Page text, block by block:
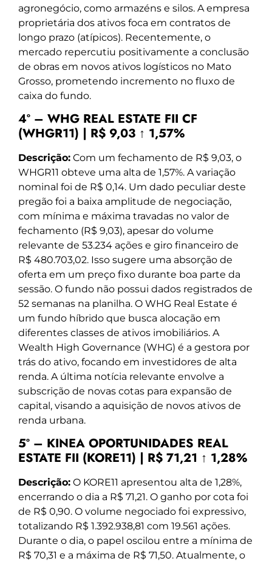
agronegócio, como armazéns e silos. A empresa
proprietária dos ativos foca em contratos de
longo prazo (atípicos). Recentemente, o
mercado repercutiu positivamente a conclusão
de obras em novos ativos logísticos no Mato
Grosso, prometendo incremento no fluxo de
caixa do fundo.
4º – WHG REAL ESTATE FII CF
(WHGR11) | R$ 9,03 ↑ 1,57%
Descrição: Com um fechamento de R$ 9,03, o
WHGR11 obteve uma alta de 1,57%. A variação
nominal foi de R$ 0,14. Um dado peculiar deste
pregão foi a baixa amplitude de negociação,
com mínima e máxima travadas no valor de
fechamento (R$ 9,03), apesar do volume
relevante de 53.234 ações e giro financeiro de
R$ 480.703,02. Isso sugere uma absorção de
oferta em um preço fixo durante boa parte da
sessão. O fundo não possui dados registrados de
52 semanas na planilha. O WHG Real Estate é
um fundo híbrido que busca alocação em
diferentes classes de ativos imobiliários. A
Wealth High Governance (WHG) é a gestora por
trás do ativo, focando em investidores de alta
renda. A última notícia relevante envolve a
subscrição de novas cotas para expansão de
capital, visando a aquisição de novos ativos de
renda urbana.
5º – KINEA OPORTUNIDADES REAL
ESTATE FII (KORE11) | R$ 71,21 ↑ 1,28%
Descrição: O KORE11 apresentou alta de 1,28%,
encerrando o dia a R$ 71,21. O ganho por cota foi
de R$ 0,90. O volume negociado foi expressivo,
totalizando R$ 1.392.938,81 com 19.561 ações.
Durante o dia, o papel oscilou entre a mínima de
R$ 70,31 e a máxima de R$ 71,50. Atualmente, o